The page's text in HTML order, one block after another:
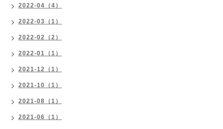
2022-04（4）
2022-03（1）
2022-02（2）
2022-01（1）
2021-12（1）
2021-10（1）
2021-08（1）
2021-06（1）